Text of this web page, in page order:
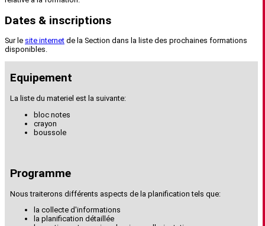
Dates & inscriptions
Sur le site internet de la Section dans la liste des prochaines formations
disponibles.
Equipement
La liste du materiel est la suivante:
bloc notes
crayon
boussole
Programme
Nous traiterons différents aspects de la planification tels que:
la collecte d'informations
la planification détaillée